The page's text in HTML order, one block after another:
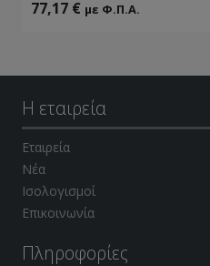
77,17 € με Φ.Π.Α.
Η εταιρεία
Εταιρεία
Νέα
Ισολογισμοί
Επικοινωνία
Πληροφορίες